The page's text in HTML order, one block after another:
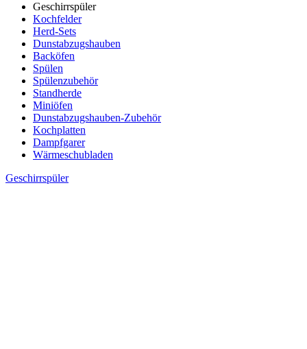
Geschirrspüler
Kochfelder
Herd-Sets
Dunstabzugshauben
Backöfen
Spülen
Spülenzubehör
Standherde
Miniöfen
Dunstabzugshauben-Zubehör
Kochplatten
Dampfgarer
Wärmeschubladen
Geschirrspüler